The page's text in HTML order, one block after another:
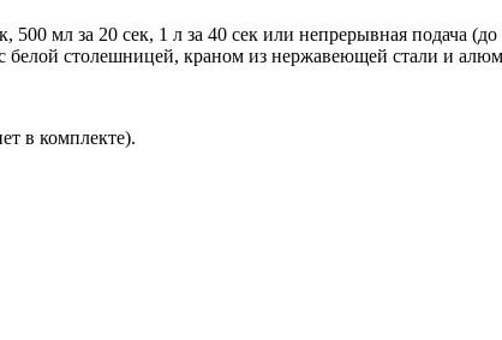
мл за 20 сек, 1 л за 40 сек или непрерывная подача
столешницей, краном из нержавеющей стали и
в комплекте).